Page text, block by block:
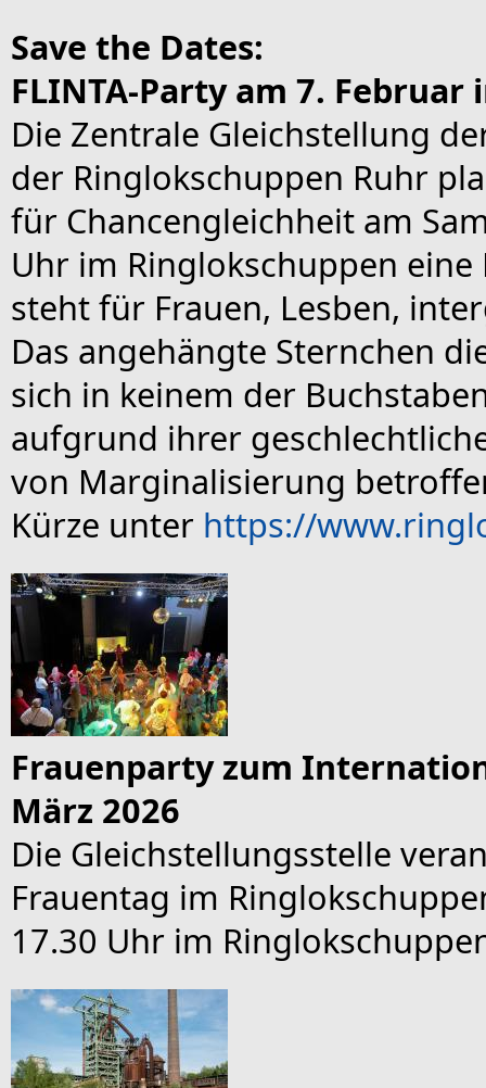
Save the Dates:
FLINTA-Party am 7.
Die Zentrale Gleichstellung
der Ringlokschuppen Ruhr
für Chancengleichheit am
Uhr im Ringlokschuppen eine
steht für Frauen, Lesben,
Das angehängte Sternchen
sich in keinem der
aufgrund ihrer
von Marginalisierung
Kürze unter https://
Frauenparty zum
März 2026
Die Gleichstellungsstelle
Frauentag im
17.30 Uhr im